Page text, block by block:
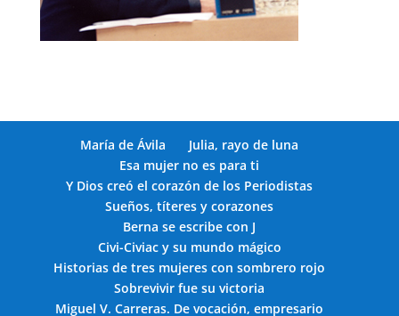
María de Ávila
Julia, rayo de luna
Esa mujer no es para ti
Y Dios creó el corazón de los Periodistas
Sueños, títeres y corazones
Berna se escribe con J
Civi-Civiac y su mundo mágico
Historias de tres mujeres con sombrero rojo
Sobrevivir fue su victoria
Miguel V. Carreras. De vocación, empresario